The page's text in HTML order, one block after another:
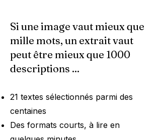
Si une image vaut mieux que
mille mots, un extrait vaut
peut être mieux que 1000
descriptions ...
21 textes sélectionnés parmi des
centaines
Des formats courts, à lire en